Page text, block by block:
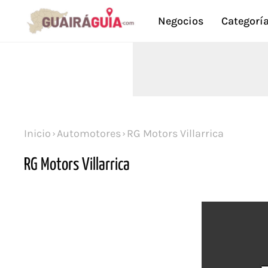
Negocios
Inicio Automotores RG Motors Villarrica
RG Motors Villarrica